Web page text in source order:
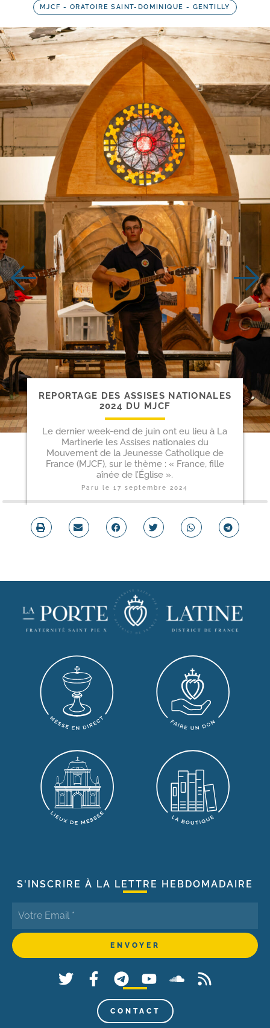
MJCF - ORATOIRE SAINT-DOMINIQUE - GENTILLY
REPORTAGE DES ASSISES NATIONALES
2024 DU MJCF
Le dernier week-end de juin ont eu lieu à La
Martinerie les Assises nationales du
Mouvement de la Jeunesse Catholique de
France (MJCF), sur le thème : « France, fille
aînée de l’Église ».
Paru le17 septembre 2024
S'INSCRIRE À LA LETTRE HEBDOMADAIRE
CONTACT